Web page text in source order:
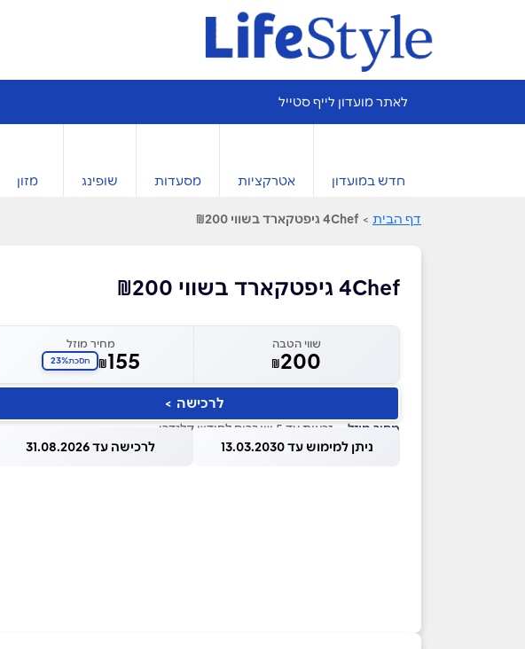
לאתר מועדון לייף סטייל
חדש במועדון אטרקציות מסעדות שופינג מזון
דף הבית > 4Chef גיפטקארד בשווי ₪200
4Chef גיפטקארד בשווי ₪200
שווי הטבה
₪200
מחיר מוזל
₪155 חסכת23%
לרכישה >
מחיר מוזל — זכאות עד 5 שוברים לחודש קלנדרי
ניתן למימוש עד 13.03.2030 לרכישה עד 31.08.2026